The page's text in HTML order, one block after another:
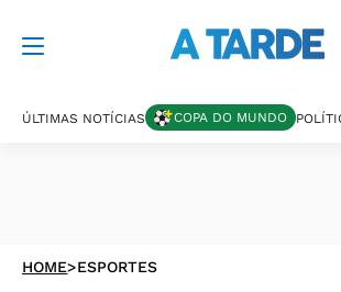
ÚLTIMAS NOTÍCIAS COPA DO MUNDO
HOME>ESPORTES